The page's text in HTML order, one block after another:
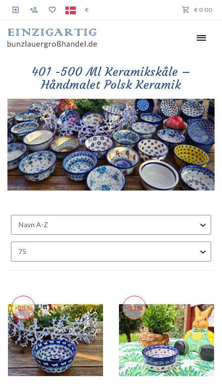
€ € 0.00
401 -500 Ml Keramikskåle –
Håndmalet Polsk Keramik
-28% -11%